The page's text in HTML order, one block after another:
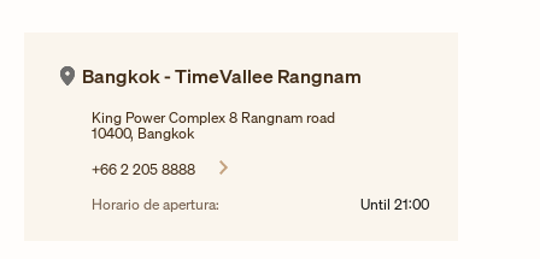
Bangkok - TimeVallee Rangnam
King Power Complex 8 Rangnam road
10400, Bangkok
+66 2 205 8888
Horario de apertura:
Until 21:00